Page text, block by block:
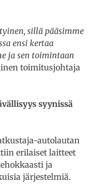
sillä pääsimme
ensi kertaa
ja sen toimintaan
toimitusjohtaja
syynissä
autolautan
erilaiset laitteet
ja
järjestelmiä.